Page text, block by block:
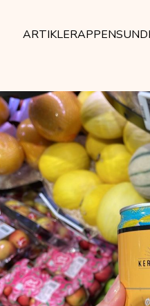
ARTIKLERAPPEN